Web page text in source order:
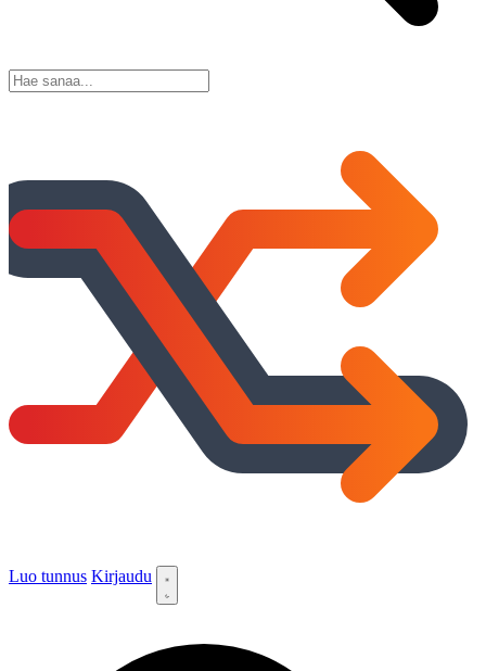
Luo tunnus Kirjaudu